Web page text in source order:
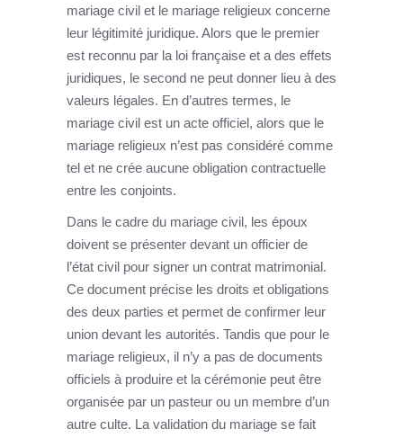
mariage civil et le mariage religieux concerne
leur légitimité juridique. Alors que le premier
est reconnu par la loi française et a des effets
juridiques, le second ne peut donner lieu à des
valeurs légales. En d’autres termes, le
mariage civil est un acte officiel, alors que le
mariage religieux n’est pas considéré comme
tel et ne crée aucune obligation contractuelle
entre les conjoints.
Dans le cadre du mariage civil, les époux
doivent se présenter devant un officier de
l’état civil pour signer un contrat matrimonial.
Ce document précise les droits et obligations
des deux parties et permet de confirmer leur
union devant les autorités. Tandis que pour le
mariage religieux, il n’y a pas de documents
officiels à produire et la cérémonie peut être
organisée par un pasteur ou un membre d’un
autre culte. La validation du mariage se fait